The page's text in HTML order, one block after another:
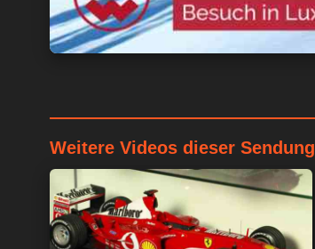
Weitere Videos dieser Sendung